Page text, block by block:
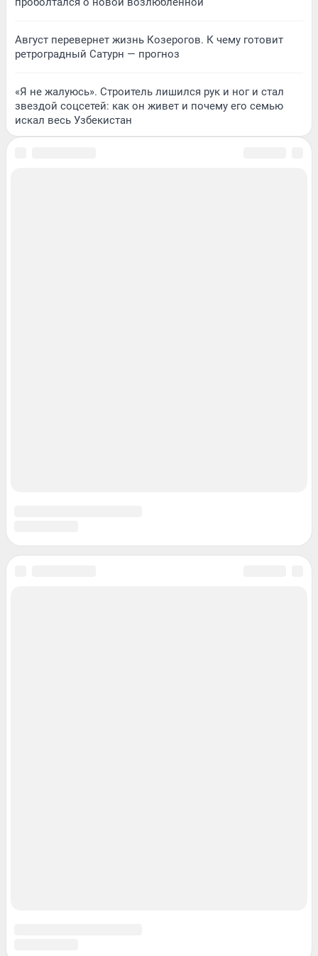
Август перевернет жизнь Козерогов. К чему готовит
ретроградный Сатурн — прогноз
«Я не жалуюсь». Строитель лишился рук и ног и стал
звездой соцсетей: как он живет и почему его семью
искал весь Узбекистан